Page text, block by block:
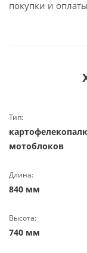
покупки и
Тип:
мотоблоков
Длина:
840 мм
Высота:
740 мм